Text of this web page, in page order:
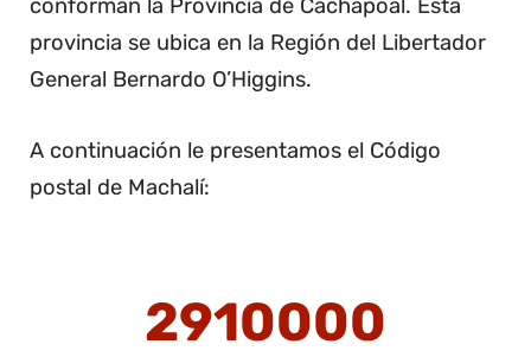
conforman la Provincia de Cachapoal. Esta
provincia se ubica en la Región del Libertador
General Bernardo O’Higgins.
A continuación le presentamos el Código
postal de Machalí:
2910000